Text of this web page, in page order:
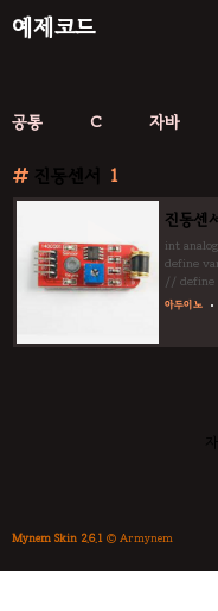
예제코드
공통 C 자바
진동센서 1
진동센서
int
define
// define
store
아두이노
Mynem Skin 2.6.1 © Armynem